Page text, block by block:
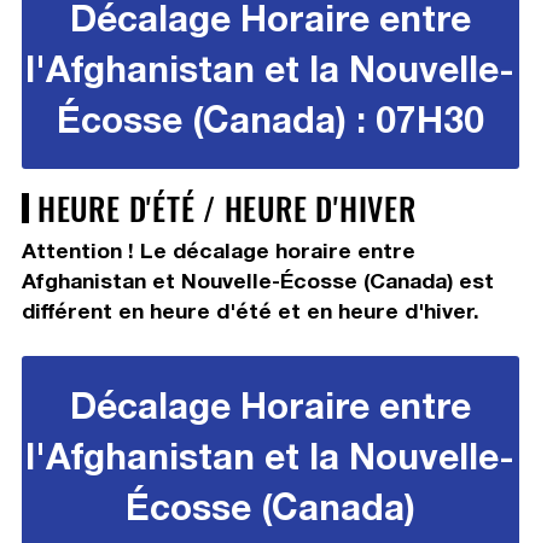
Décalage Horaire entre
l'Afghanistan et la Nouvelle-
Écosse (Canada) : 07H30
HEURE D'ÉTÉ / HEURE D'HIVER
Attention ! Le décalage horaire entre
Afghanistan et Nouvelle-Écosse (Canada) est
différent en heure d'été et en heure d'hiver.
Décalage Horaire entre
l'Afghanistan et la Nouvelle-
Écosse (Canada)